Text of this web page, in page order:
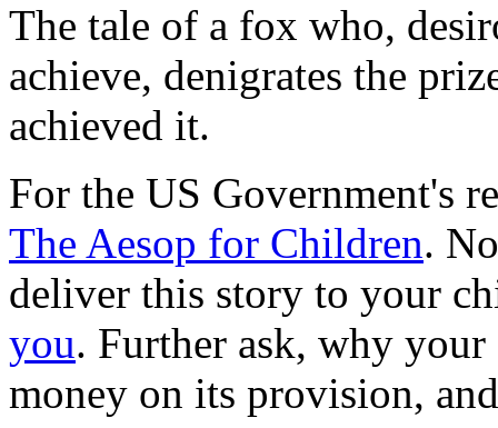
The tale of a fox who,
achieve, denigrates the
achieved it.
For the US Government's
The Aesop for Children.
deliver this story to your
you. Further ask, why
money on its provision,